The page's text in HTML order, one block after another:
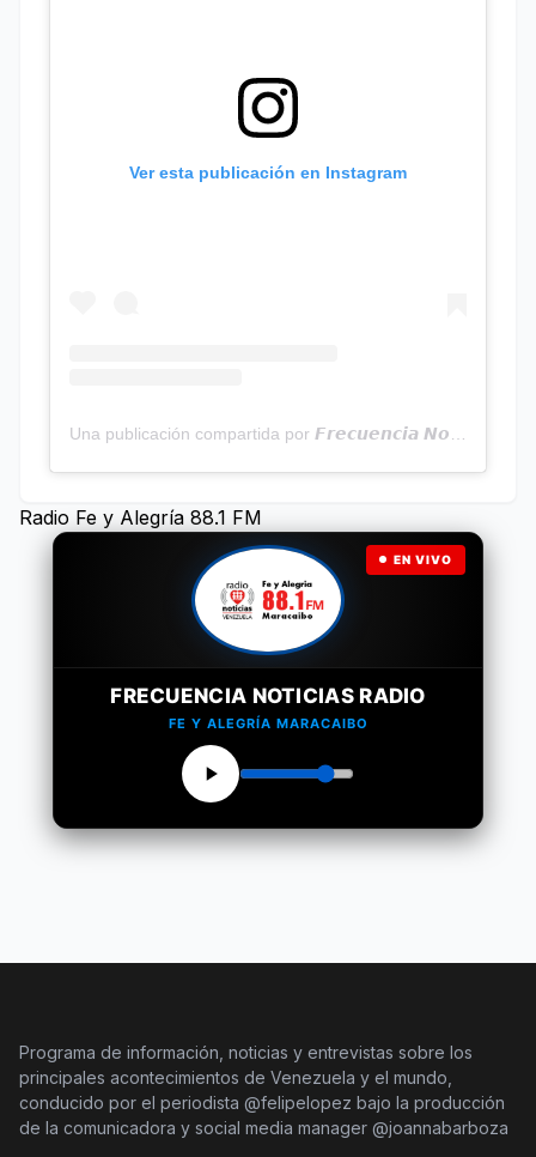
Ver esta publicación en Instagram
Radio Fe y Alegría 88.1 FM
EN VIVO
FRECUENCIA NOTICIAS RADIO
FE Y ALEGRÍA MARACAIBO
Programa de información, noticias y entrevistas sobre los
principales acontecimientos de Venezuela y el mundo,
conducido por el periodista @felipelopez bajo la producción
de la comunicadora y social media manager @joannabarboza